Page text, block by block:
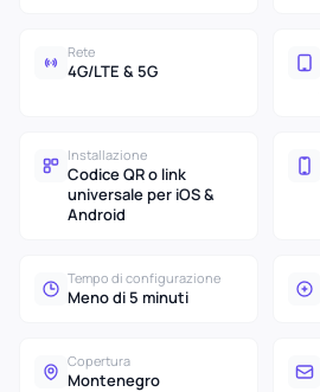
Rete
4G/LTE & 5G
Installazione
Codice QR o link
universale per iOS &
Android
Tempo di configurazione
Meno di 5 minuti
Copertura
Montenegro